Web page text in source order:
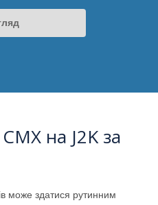
на J2K за
може здатися рутинним